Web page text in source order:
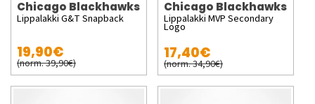
Chicago Blackhawks
Lippalakki G&T Snapback
19,90€
(norm. 39,90€)
Chicago Blackhawks
Lippalakki MVP Secondary
Logo
17,40€
(norm. 34,90€)